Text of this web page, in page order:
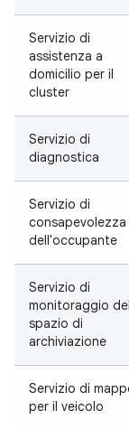
Servizio di
assistenza a
domicilio per il
cluster
Servizio di
diagnostica
Servizio di
consapevolezza
dell'occupante
Servizio di
monitoraggio
spazio di
archiviazione
Servizio di
per il veicolo